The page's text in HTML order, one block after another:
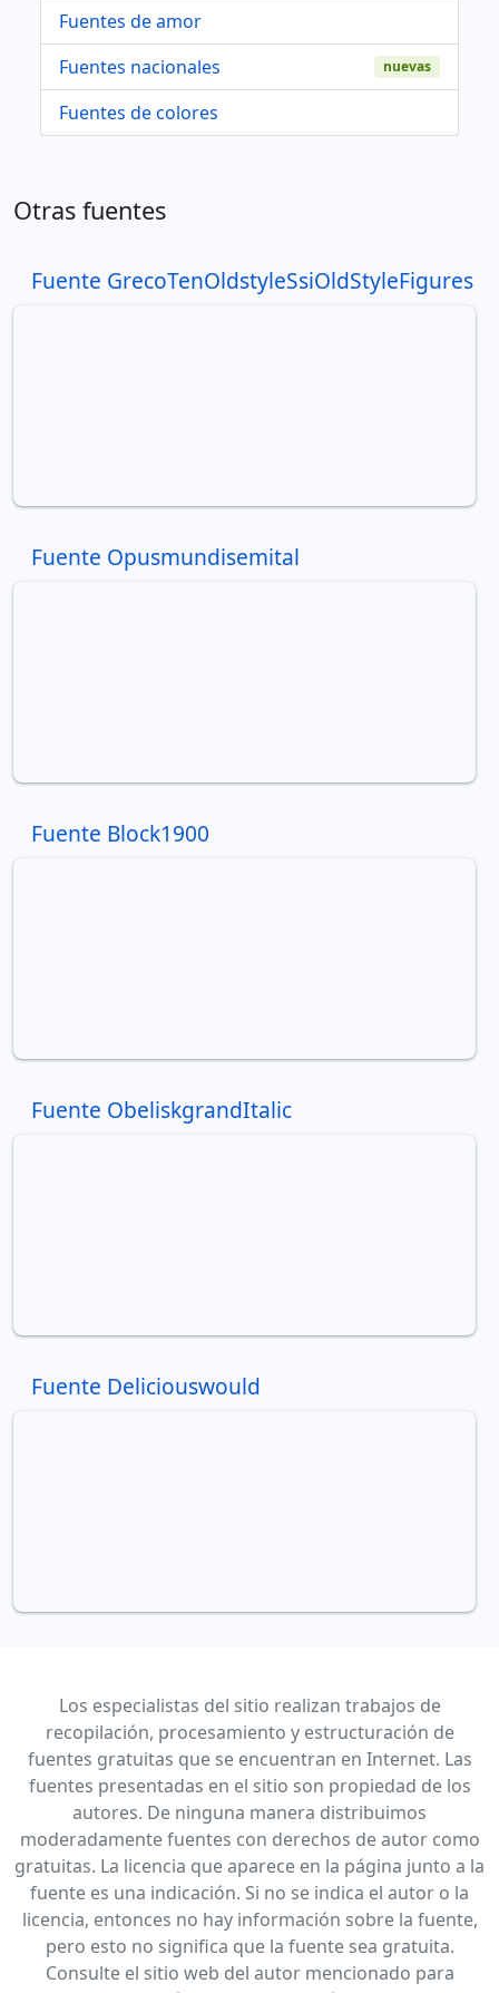
Fuentes de amor
Fuentes nacionales
nuevas
Fuentes de colores
Otras fuentes
Fuente GrecoTenOldstyleSsiOldStyleFigures
Fuente Opusmundisemital
Fuente Block1900
Fuente ObeliskgrandItalic
Fuente Deliciouswould
Los especialistas del sitio realizan trabajos de
recopilación, procesamiento y estructuración de
fuentes gratuitas que se encuentran en Internet. Las
fuentes presentadas en el sitio son propiedad de los
autores. De ninguna manera distribuimos
moderadamente fuentes con derechos de autor como
gratuitas. La licencia que aparece en la página junto a la
fuente es una indicación. Si no se indica el autor o la
licencia, entonces no hay información sobre la fuente,
pero esto no significa que la fuente sea gratuita.
Consulte el sitio web del autor mencionado para